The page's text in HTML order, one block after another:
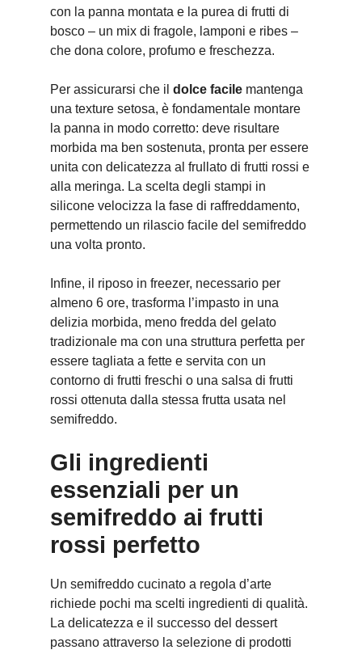
con la panna montata e la purea di frutti di
bosco – un mix di fragole, lamponi e ribes –
che dona colore, profumo e freschezza.
Per assicurarsi che il dolce facile mantenga
una texture setosa, è fondamentale montare
la panna in modo corretto: deve risultare
morbida ma ben sostenuta, pronta per essere
unita con delicatezza al frullato di frutti rossi e
alla meringa. La scelta degli stampi in
silicone velocizza la fase di raffreddamento,
permettendo un rilascio facile del semifreddo
una volta pronto.
Infine, il riposo in freezer, necessario per
almeno 6 ore, trasforma l’impasto in una
delizia morbida, meno fredda del gelato
tradizionale ma con una struttura perfetta per
essere tagliata a fette e servita con un
contorno di frutti freschi o una salsa di frutti
rossi ottenuta dalla stessa frutta usata nel
semifreddo.
Gli ingredienti
essenziali per un
semifreddo ai frutti
rossi perfetto
Un semifreddo cucinato a regola d’arte
richiede pochi ma scelti ingredienti di qualità.
La delicatezza e il successo del dessert
passano attraverso la selezione di prodotti